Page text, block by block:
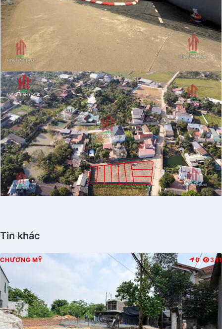
Tin khác
CHƯƠNG MỸ Đ 341